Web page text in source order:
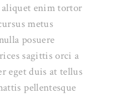
enim tortor
metus
posuere
sagittis orci a
eget duis at tellus
pellentesque